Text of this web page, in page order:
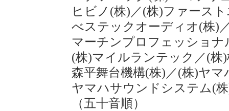
ヒビノ(株) ／(株)ファース
べステックオーディオ(株)
マーチンプロフェッショナ
(株)マイルランテック ／(株
森平舞台機構(株) ／(株)ヤマ
ヤマハサウンドシステム(
（五十音順）